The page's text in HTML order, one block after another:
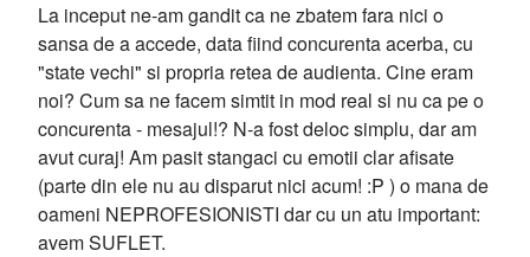
La inceput ne-am gandit ca ne zbatem fara nici o
sansa de a accede, data fiind concurenta acerba, cu
"state vechi" si propria retea de audienta. Cine eram
noi? Cum sa ne facem simtit in mod real si nu ca pe o
concurenta - mesajul!? N-a fost deloc simplu, dar am
avut curaj! Am pasit stangaci cu emotii clar afisate
(parte din ele nu au disparut nici acum! :P ) o mana de
oameni NEPROFESIONISTI dar cu un atu important:
avem SUFLET.